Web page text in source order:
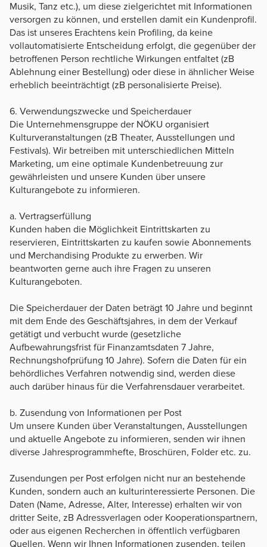
Musik, Tanz etc.), um diese zielgerichtet mit Informationen
versorgen zu können, und erstellen damit ein Kundenprofil.
Das ist unseres Erachtens kein Profiling, da keine
vollautomatisierte Entscheidung erfolgt, die gegenüber der
betroffenen Person rechtliche Wirkungen entfaltet (zB
Ablehnung einer Bestellung) oder diese in ähnlicher Weise
erheblich beeinträchtigt (zB personalisierte Preise).
6. Verwendungszwecke und Speicherdauer
Die Unternehmensgruppe der NÖKU organisiert
Kulturveranstaltungen (zB Theater, Ausstellungen und
Festivals). Wir betreiben mit unterschiedlichen Mitteln
Marketing, um eine optimale Kundenbetreuung zur
gewährleisten und unsere Kunden über unsere
Kulturangebote zu informieren.
a. Vertragserfüllung
Kunden haben die Möglichkeit Eintrittskarten zu
reservieren, Eintrittskarten zu kaufen sowie Abonnements
und Merchandising Produkte zu erwerben. Wir
beantworten gerne auch ihre Fragen zu unseren
Kulturangeboten.
Die Speicherdauer der Daten beträgt 10 Jahre und beginnt
mit dem Ende des Geschäftsjahres, in dem der Verkauf
getätigt und verbucht wurde (gesetzliche
Aufbewahrungsfrist für Finanzamtsdaten 7 Jahre,
Rechnungshofprüfung 10 Jahre). Sofern die Daten für ein
behördliches Verfahren notwendig sind, werden diese
auch darüber hinaus für die Verfahrensdauer verarbeitet.
b. Zusendung von Informationen per Post
Um unsere Kunden über Veranstaltungen, Ausstellungen
und aktuelle Angebote zu informieren, senden wir ihnen
diverse Jahresprogrammhefte, Broschüren, Folder etc. zu.
Zusendungen per Post erfolgen nicht nur an bestehende
Kunden, sondern auch an kulturinteressierte Personen. Die
Daten (Name, Adresse, Alter, Interesse) erhalten wir von
dritter Seite, zB Adressverlagen oder Kooperationspartnern,
oder aus eigenen Recherchen in öffentlich verfügbaren
Quellen. Wenn wir Ihnen Informationen zusenden, teilen